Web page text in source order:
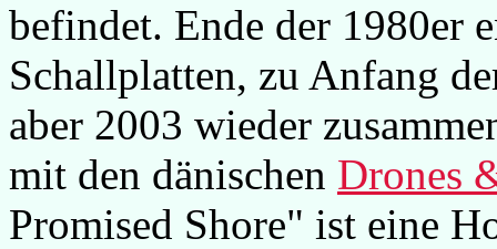
befindet. Ende der 1980er
Schallplatten, zu Anfang
aber 2003 wieder
mit den dänischen Drones
Promised Shore" ist eine